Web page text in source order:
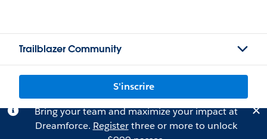
Trailblazer Community
S'inscrire
Bring your team and maximize your impact at
Dreamforce. Registerthree or more to unlock